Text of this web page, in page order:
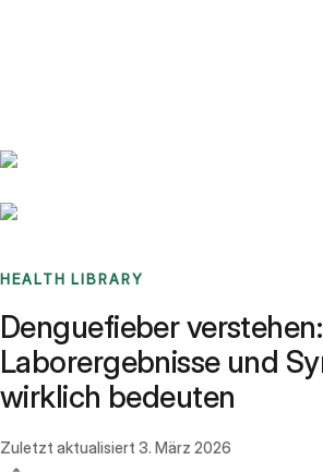
HEALTH LIBRARY
Denguefieber
Laborergebnisse und
wirklich bedeuten
Zuletzt aktualisiert 3. März 2026